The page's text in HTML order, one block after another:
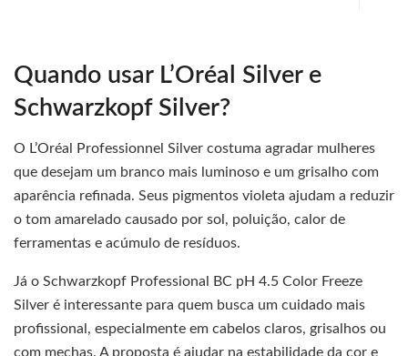
Quando usar L’Oréal Silver e
Schwarzkopf Silver?
O L’Oréal Professionnel Silver costuma agradar mulheres
que desejam um branco mais luminoso e um grisalho com
aparência refinada. Seus pigmentos violeta ajudam a reduzir
o tom amarelado causado por sol, poluição, calor de
ferramentas e acúmulo de resíduos.
Já o Schwarzkopf Professional BC pH 4.5 Color Freeze
Silver é interessante para quem busca um cuidado mais
profissional, especialmente em cabelos claros, grisalhos ou
com mechas. A proposta é ajudar na estabilidade da cor e